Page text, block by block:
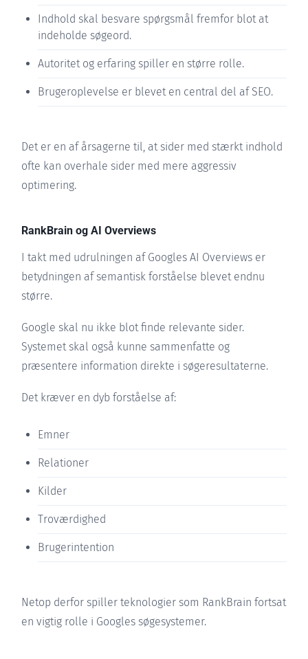
Indhold skal besvare spørgsmål fremfor blot at
indeholde søgeord.
Autoritet og erfaring spiller en større rolle.
Brugeroplevelse er blevet en central del af SEO.
Det er en af årsagerne til, at sider med stærkt indhold
ofte kan overhale sider med mere aggressiv
optimering.
RankBrain og AI Overviews
I takt med udrulningen af Googles AI Overviews er
betydningen af semantisk forståelse blevet endnu
større.
Google skal nu ikke blot finde relevante sider.
Systemet skal også kunne sammenfatte og
præsentere information direkte i søgeresultaterne.
Det kræver en dyb forståelse af:
Emner
Relationer
Kilder
Troværdighed
Brugerintention
Netop derfor spiller teknologier som RankBrain fortsat
en vigtig rolle i Googles søgesystemer.